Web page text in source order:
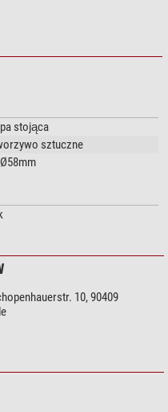
powiększenie dzięki
podane są wartości
między okiem a soczewką.
dzięki jasnemu materiałowi
tec®, powlekana dla
czytania, firma
do czytania.
stojąca
sztuczne
10, 90409